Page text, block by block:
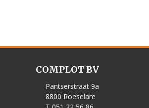
COMPLOT BV
Pantserstraat 9a
8800 Roeselare